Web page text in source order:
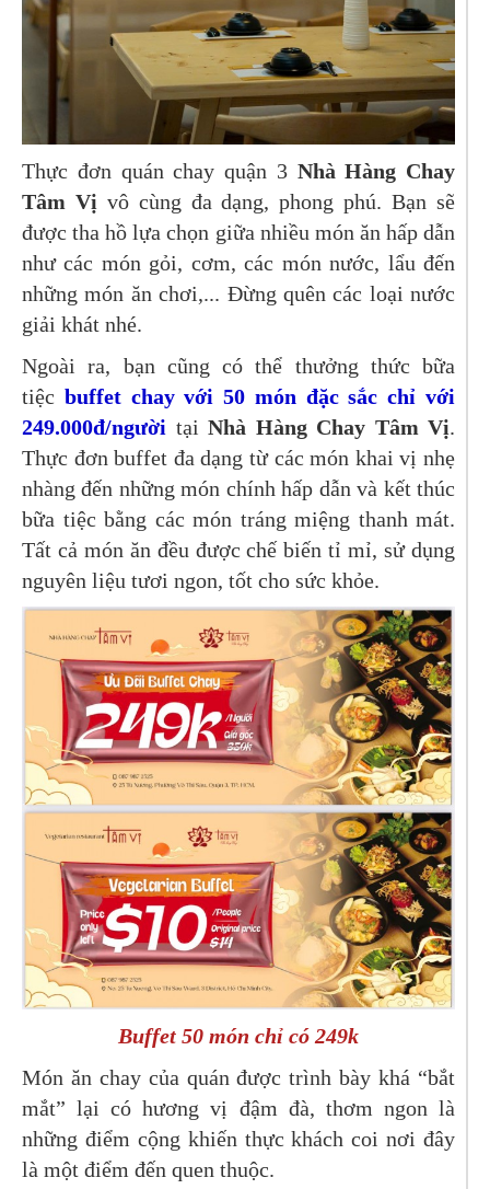
Thực đơn quán chay quận 3 Nhà Hàng Chay
Tâm Vị vô cùng đa dạng, phong phú. Bạn sẽ
được tha hồ lựa chọn giữa nhiều món ăn hấp dẫn
như các món gỏi, cơm, các món nước, lẩu đến
những món ăn chơi,... Đừng quên các loại nước
giải khát nhé.
Ngoài ra, bạn cũng có thể thưởng thức bữa
tiệc buffet chay với 50 món đặc sắc chỉ với
249.000đ/người tại Nhà Hàng Chay Tâm Vị.
Thực đơn buffet đa dạng từ các món khai vị nhẹ
nhàng đến những món chính hấp dẫn và kết thúc
bữa tiệc bằng các món tráng miệng thanh mát.
Tất cả món ăn đều được chế biến tỉ mỉ, sử dụng
nguyên liệu tươi ngon, tốt cho sức khỏe.
Buffet 50 món chỉ có 249k
Món ăn chay của quán được trình bày khá “bắt
mắt” lại có hương vị đậm đà, thơm ngon là
những điểm cộng khiến thực khách coi nơi đây
là một điểm đến quen thuộc.